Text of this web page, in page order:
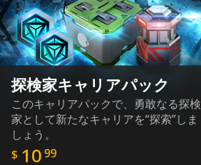
探検家キャリアパック
このキャリアパックで、勇敢なる探検
家として新たなキャリアを“探索”しま
しょう。
$ 10 99